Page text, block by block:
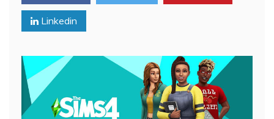
Linkedin